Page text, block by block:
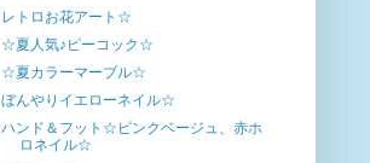
レトロお花アート☆
☆夏人気♪ピーコック☆
☆夏カラーマーブル☆
ぼんやりイエローネイル☆
ハンド＆フット☆ピンクベージュ、赤ホ
ロネイル☆